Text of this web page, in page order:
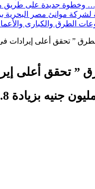
وخطوة جديدة على طريق
لشركة موانئ مصر البحرية
الطرق والكبارى والأعمال
أعلى إيرادات فى تاريخها – 2مليار و
أعلى إيرادات فى